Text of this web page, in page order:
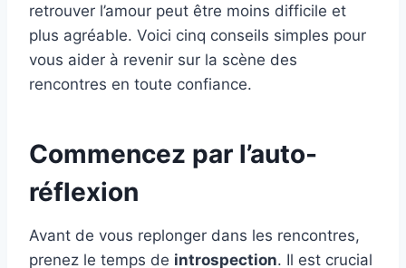
retrouver l’amour peut être moins difficile et
plus agréable. Voici cinq conseils simples pour
vous aider à revenir sur la scène des
rencontres en toute confiance.
Commencez par l’auto-
réflexion
Avant de vous replonger dans les rencontres,
prenez le temps de introspection. Il est crucial